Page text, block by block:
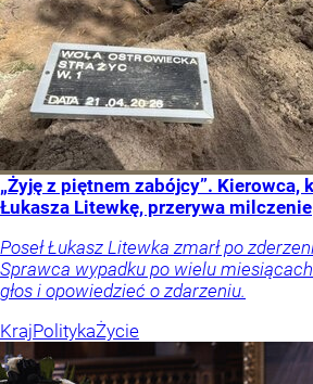
„Żyję z piętnem zabójcy”. Kierowca,
Łukasza Litewkę, przerywa milczenie
Poseł Łukasz Litewka zmarł po
Sprawca wypadku po wielu
głos i opowiedzieć o zdarzeniu.
KrajPolitykaŻycie